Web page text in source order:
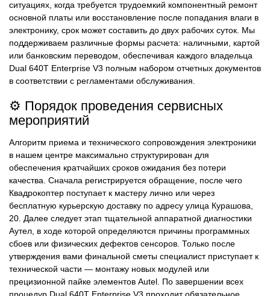
ситуациях, когда требуется трудоемкий компонентный ремонт
основной платы или восстановление после попадания влаги в
электронику, срок может составить до двух рабочих суток. Мы
поддерживаем различные формы расчета: наличными, картой
или банковским переводом, обеспечивая каждого владельца
Dual 640T Enterprise V3 полным набором отчетных документов
в соответствии с регламентами обслуживания.
⚙️ Порядок проведения сервисных
мероприятий
Алгоритм приема и технического сопровождения электроники
в нашем центре максимально структурирован для
обеспечения кратчайших сроков ожидания без потери
качества. Сначала регистрируется обращение, после чего
Квадрокоптер поступает к мастеру лично или через
бесплатную курьерскую доставку по адресу улица Курашова,
20. Далее следует этап тщательной аппаратной диагностики
Аутел, в ходе которой определяются причины программных
сбоев или физических дефектов сенсоров. Только после
утверждения вами финальной сметы специалист приступает к
технической части — монтажу новых модулей или
прецизионной пайке элементов Autel. По завершении всех